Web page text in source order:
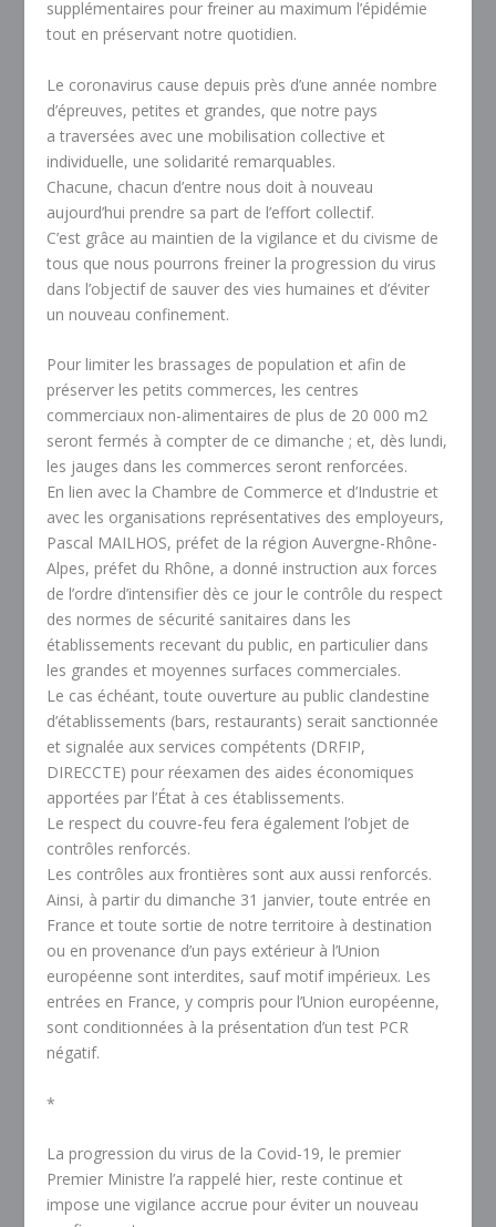
supplémentaires pour freiner au maximum l’épidémie
tout en préservant notre quotidien.
Le coronavirus cause depuis près d’une année nombre
d’épreuves, petites et grandes, que notre pays
a traversées avec une mobilisation collective et
individuelle, une solidarité remarquables.
Chacune, chacun d’entre nous doit à nouveau
aujourd’hui prendre sa part de l’effort collectif.
C’est grâce au maintien de la vigilance et du civisme de
tous que nous pourrons freiner la progression du virus
dans l’objectif de sauver des vies humaines et d’éviter
un nouveau confinement.
Pour limiter les brassages de population et afin de
préserver les petits commerces, les centres
commerciaux non-alimentaires de plus de 20 000 m2
seront fermés à compter de ce dimanche ; et, dès lundi,
les jauges dans les commerces seront renforcées.
En lien avec la Chambre de Commerce et d’Industrie et
avec les organisations représentatives des employeurs,
Pascal MAILHOS, préfet de la région Auvergne-Rhône-
Alpes, préfet du Rhône, a donné instruction aux forces
de l’ordre d’intensifier dès ce jour le contrôle du respect
des normes de sécurité sanitaires dans les
établissements recevant du public, en particulier dans
les grandes et moyennes surfaces commerciales.
Le cas échéant, toute ouverture au public clandestine
d’établissements (bars, restaurants) serait sanctionnée
et signalée aux services compétents (DRFIP,
DIRECCTE) pour réexamen des aides économiques
apportées par l’État à ces établissements.
Le respect du couvre-feu fera également l’objet de
contrôles renforcés.
Les contrôles aux frontières sont aux aussi renforcés.
Ainsi, à partir du dimanche 31 janvier, toute entrée en
France et toute sortie de notre territoire à destination
ou en provenance d’un pays extérieur à l’Union
européenne sont interdites, sauf motif impérieux. Les
entrées en France, y compris pour l’Union européenne,
sont conditionnées à la présentation d’un test PCR
négatif.
*
La progression du virus de la Covid-19, le premier
Premier Ministre l’a rappelé hier, reste continue et
impose une vigilance accrue pour éviter un nouveau